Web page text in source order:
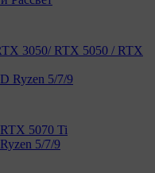
3050/ RTX 5050 / RTX
Ryzen 5/7/9
5070 Ti
5/7/9